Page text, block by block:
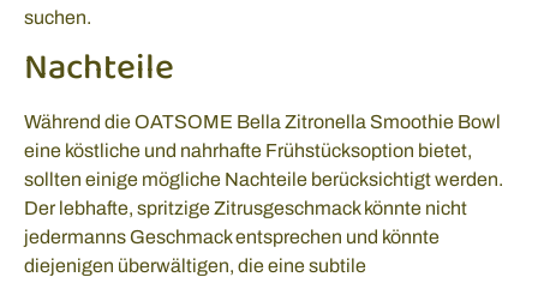
suchen.
Nachteile
Während die OATSOME Bella Zitronella Smoothie Bowl
eine köstliche und nahrhafte Frühstücksoption bietet,
sollten einige mögliche Nachteile berücksichtigt werden.
Der lebhafte, spritzige Zitrusgeschmack könnte nicht
jedermanns Geschmack entsprechen und könnte
diejenigen überwältigen, die eine subtile